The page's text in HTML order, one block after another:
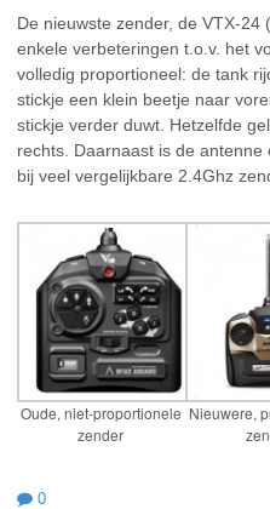
De nieuwste zender, de VTX-
enkele verbeteringen t.o.v. het
volledig proportioneel: de tank
stickje een klein beetje naar
stickje verder duwt. Hetzelfde
rechts. Daarnaast is de
bij veel vergelijkbare 2.4Ghz
Oude, niet-proportionele
zender
Nieuwere,
0